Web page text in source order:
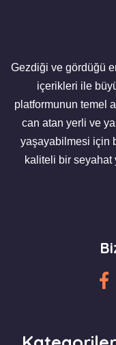
Gezdiği ve gördüğü
içerikleri ile
platformunun temel
can atan yerli ve
yaşayabilmesi için
kaliteli bir seyahat